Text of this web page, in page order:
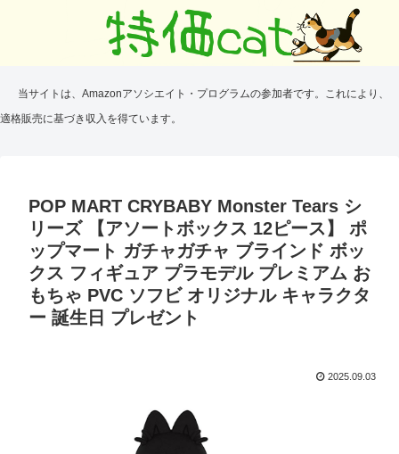
当サイトは、Amazonアソシエイト・プログラムの参加者です。これにより、
適格販売に基づき収入を得ています。
POP MART CRYBABY Monster Tears シ
リーズ 【アソートボックス 12ピース】 ポ
ップマート ガチャガチャ ブラインド ボッ
クス フィギュア プラモデル プレミアム お
もちゃ PVC ソフビ オリジナル キャラクタ
ー 誕生日 プレゼント
2025.09.03